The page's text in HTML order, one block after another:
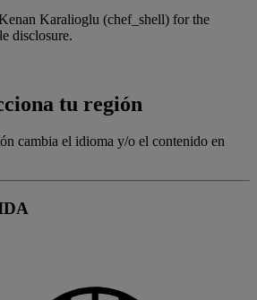
Karalioglu (chef_shell) for the
disclosure.
tu región
cambia el idioma y/o el contenido en